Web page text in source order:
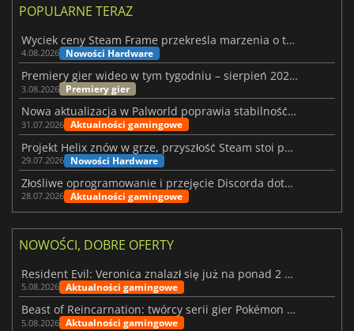
POPULARNE TERAZ
Wyciek ceny Steam Frame przekreśla marzenia o tanim zestawie VR
4.08.2026 Nowości Hardware
Premiery gier wideo w tym tygodniu – sierpień 2026 r. (32. tydzień)
3.08.2026 Premiery gier
Nowa aktualizacja w Palworld poprawia stabilność Sunreach i walk z bossami
31.07.2026 Aktualności gamingowe
Projekt Helix znów w grze, przyszłość Steam stoi pod znakiem zapytania
29.07.2026 Nowości Hardware
Złośliwe oprogramowanie i przejęcie Discorda dotknęły Meccha Chameleon
28.07.2026 Aktualności gamingowe
NOWOŚCI, DOBRE OFERTY
Resident Evil: Veronica znalazł się już na ponad 2 milionach list życzeń
5.08.2026 Aktualności gamingowe
Beast of Reincarnation: twórcy serii gier Pokémon wkraczają na nową ścieżkę
5.08.2026 Aktualności gamingowe